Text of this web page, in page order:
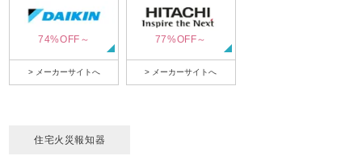
74%OFF～
> メーカーサイトへ
77%OFF～
> メーカーサイトへ
住宅火災報知器